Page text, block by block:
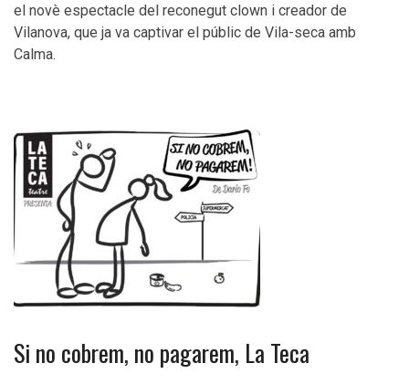
el novè espectacle del reconegut clown i creador de
Vilanova, que ja va captivar el públic de Vila-seca amb
Calma.
Si no cobrem, no pagarem, La Teca